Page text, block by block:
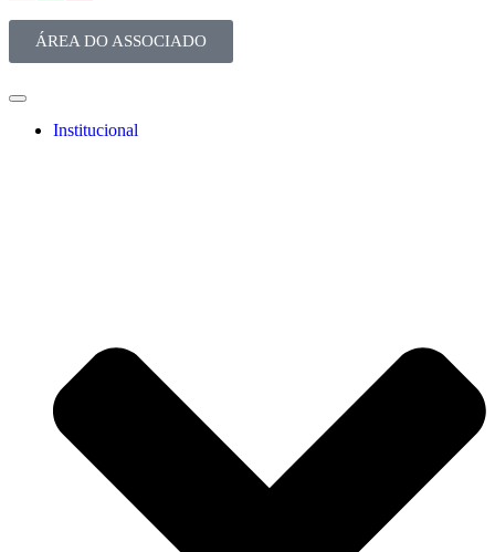
ÁREA DO ASSOCIADO
Institucional